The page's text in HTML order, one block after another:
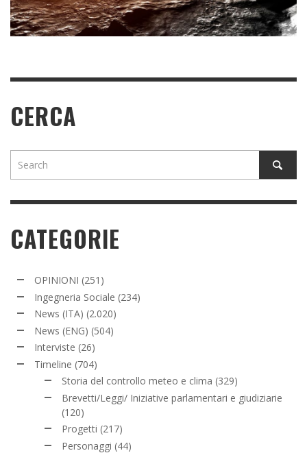
PIÙ NELLO UTAH?
READ MORE
CERCA
CATEGORIE
OPINIONI (251)
Ingegneria Sociale (234)
News (ITA) (2.020)
News (ENG) (504)
Interviste (26)
Timeline (704)
Storia del controllo meteo e clima (329)
Brevetti/Leggi/ Iniziative parlamentari e giudiziarie
(120)
Progetti (217)
Personaggi (44)